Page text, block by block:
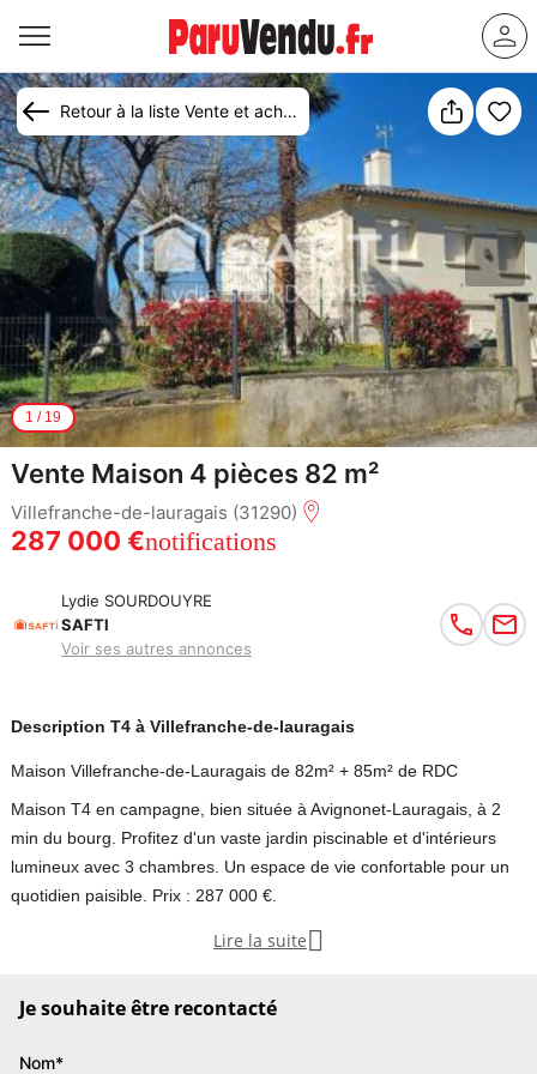
Retour à la liste Vente et achat maison Villefranche-de-Lauragais
1 / 19
Vente Maison 4 pièces 82 m²
Villefranche-de-lauragais (31290)
287 000 €notifications
Lydie SOURDOUYRE
SAFTI
Voir ses autres annonces
Description T4 à Villefranche-de-lauragais
Maison Villefranche-de-Lauragais de 82m² + 85m² de RDC
Maison T4 en campagne, bien située à Avignonet-Lauragais, à 2
min du bourg. Profitez d'un vaste jardin piscinable et d'intérieurs
lumineux avec 3 chambres. Un espace de vie confortable pour un
quotidien paisible. Prix : 287 000 €.
82m² est un véritable havre de paix en campagne tout en étant à 2
Lire la suite
Je souhaite être recontacté
Nom*